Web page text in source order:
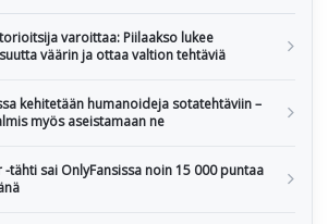
varoittaa: Piilaakso lukee
väärin ja ottaa valtion tehtäviä
kehitetään humanoideja sotatehtäviin –
myös aseistamaan ne
tähti sai OnlyFansissa noin 15 000 puntaa